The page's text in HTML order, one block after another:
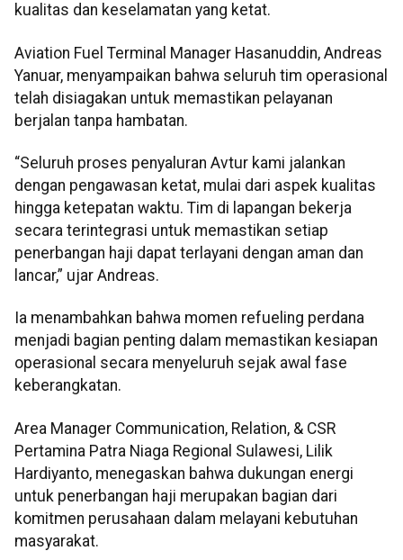
kualitas dan keselamatan yang ketat.
Aviation Fuel Terminal Manager Hasanuddin, Andreas
Yanuar, menyampaikan bahwa seluruh tim operasional
telah disiagakan untuk memastikan pelayanan
berjalan tanpa hambatan.
“Seluruh proses penyaluran Avtur kami jalankan
dengan pengawasan ketat, mulai dari aspek kualitas
hingga ketepatan waktu. Tim di lapangan bekerja
secara terintegrasi untuk memastikan setiap
penerbangan haji dapat terlayani dengan aman dan
lancar,” ujar Andreas.
Ia menambahkan bahwa momen refueling perdana
menjadi bagian penting dalam memastikan kesiapan
operasional secara menyeluruh sejak awal fase
keberangkatan.
Area Manager Communication, Relation, & CSR
Pertamina Patra Niaga Regional Sulawesi, Lilik
Hardiyanto, menegaskan bahwa dukungan energi
untuk penerbangan haji merupakan bagian dari
komitmen perusahaan dalam melayani kebutuhan
masyarakat.